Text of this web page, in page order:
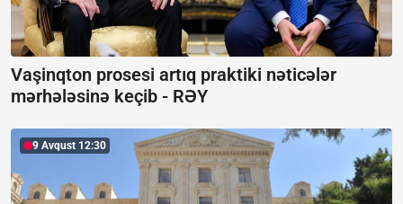
Vaşinqton prosesi artıq praktiki nəticələr
mərhələsinə keçib - RƏY
9 Avqust 12:30